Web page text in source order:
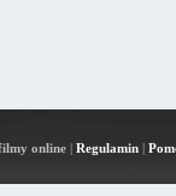
online| Regulamin|